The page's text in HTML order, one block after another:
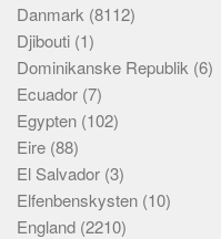
Danmark (8112)
Djibouti (1)
Dominikanske Republik (6)
Ecuador (7)
Egypten (102)
Eire (88)
El Salvador (3)
Elfenbenskysten (10)
England (2210)